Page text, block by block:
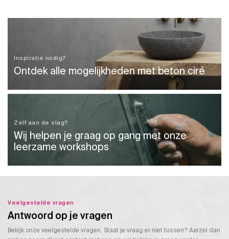
product
Deze
optie
kan
worden
productpagina
product
meerdere
variaties.
Deze
optie
kan
gekozen
worden
op
de
productpagina
Inspiratie nodig?
Ontdek alle mogelijkheden met beton ciré
Zelf aan de slag?
Wij helpen je graag op gang met onze
leerzame workshops
Veelgestelde vragen
Antwoord op je vragen
Bekijk onze veelgestelde vragen. Staat je vraag er niet tussen? Aarzel dan